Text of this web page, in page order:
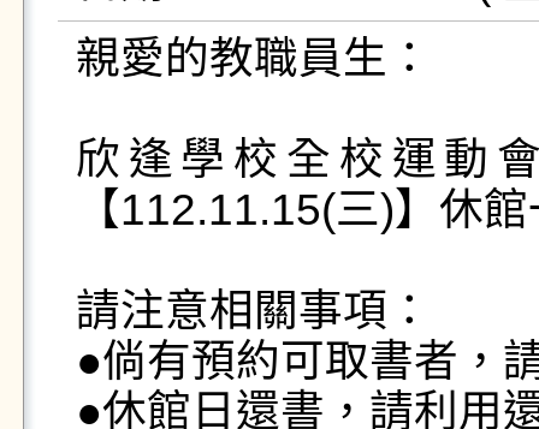
親愛的教職員生：
欣逢學校全校運動
【112.11.15(三)】休
請注意相關事項：
●倘有預約可取書者，
●休館日還書，請利用